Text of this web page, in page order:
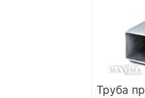
Труба